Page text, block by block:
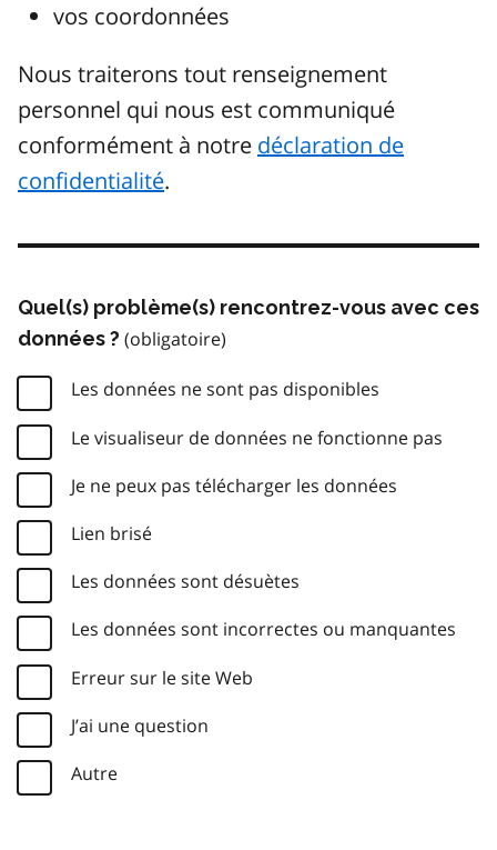
vos coordonnées
Nous traiterons tout renseignement
personnel qui nous est communiqué
conformément à notre déclaration de
confidentialité.
Quel(s) problème(s) rencontrez-vous avec ces
données ?
Les données ne sont pas disponibles
Le visualiseur de données ne fonctionne pas
Je ne peux pas télécharger les données
Lien brisé
Les données sont désuètes
Les données sont incorrectes ou manquantes
Erreur sur le site Web
J’ai une question
Autre